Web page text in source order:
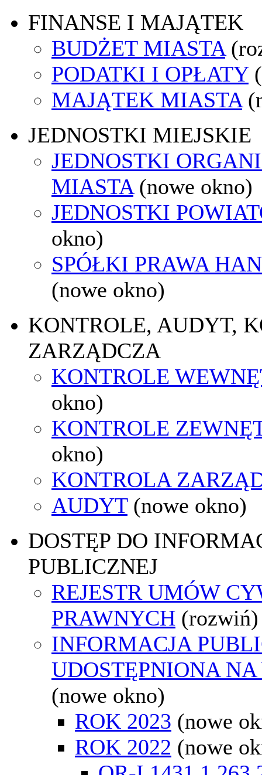
FINANSE I MAJĄTEK
BUDŻET MIASTA
PODATKI I OPŁATY
MAJĄTEK MIASTA
JEDNOSTKI MIEJSKIE
JEDNOSTKI
MIASTA (nowe okno)
JEDNOSTKI
okno)
SPÓŁKI PRAWA
(nowe okno)
KONTROLE, AUDYT,
ZARZĄDCZA
KONTROLE
okno)
KONTROLE
okno)
KONTROLA
AUDYT (nowe okno)
DOSTĘP DO
PUBLICZNEJ
REJESTR UMÓW
PRAWNYCH (rozwiń)
INFORMACJA
UDOSTĘPNIONA
(nowe okno)
ROK 2023 (nowe
ROK 2022 (nowe